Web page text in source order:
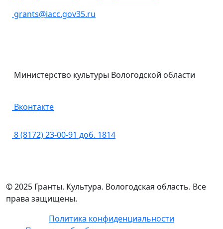
grants@iacc.gov35.ru
Министерство культуры Вологодской области
Вконтакте
8 (8172) 23-00-91 доб. 1814
© 2025 Гранты. Культура. Вологодская область. Все
права защищены.
Политика конфиденциальности